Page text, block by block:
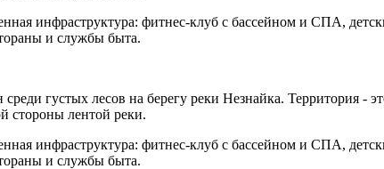
инфраструктура: фитнес-клуб с бассейном и СПА,
и службы быта.
густых лесов на берегу реки Незнайка. Территория
стороны лентой реки.
инфраструктура: фитнес-клуб с бассейном и СПА,
и службы быта.